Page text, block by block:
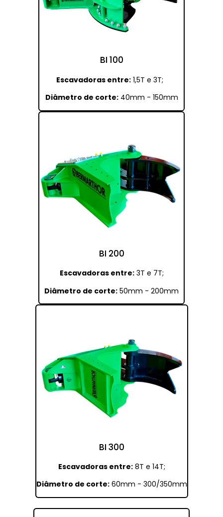
BI 100
Escavadoras entre:1,5T e 3T;
Diâmetro de corte:40mm - 150mm
BI 200
Escavadoras entre:3T e 7T;
Diâmetro de corte: 50mm - 200mm
BI 300
Escavadoras entre:8T e 14T;
Diâmetro de corte:60mm - 300/350mm